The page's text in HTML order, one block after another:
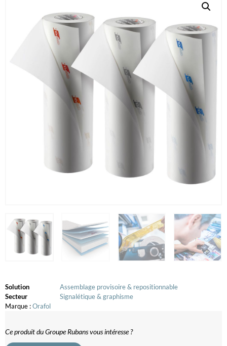
Solution
Assemblage provisoire & repositionnable
Secteur
Signalétique & graphisme
Marque :Orafol
Ce produit du Groupe Rubans vous intéresse ?